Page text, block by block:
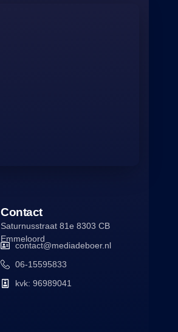
Contact
Saturnusstraat 81e 8303 CB
Emmeloord
contact@mediadeboer.nl
06-15595833
kvk: 96989041